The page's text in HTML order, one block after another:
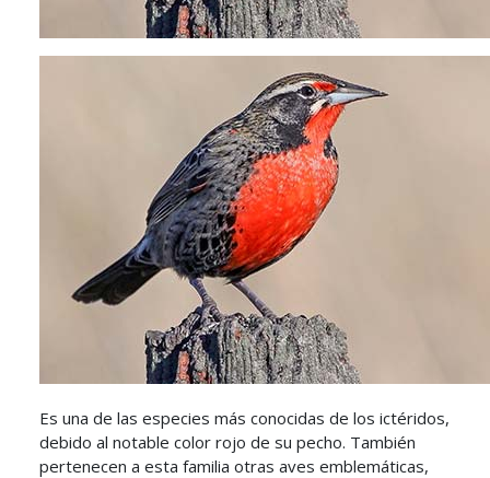
Es una de las especies más conocidas de los ictéridos,
debido al notable color rojo de su pecho. También
pertenecen a esta familia otras aves emblemáticas,